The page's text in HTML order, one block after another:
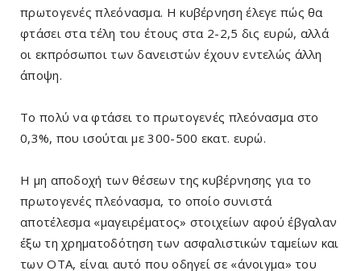
πρωτογενές πλεόνασμα. Η κυβέρνηση έλεγε πώς θα
φτάσει στα τέλη του έτους στα 2-2,5 δις ευρώ, αλλά
οι εκπρόσωποι των δανειστών έχουν εντελώς άλλη
άποψη.
Το πολύ να φτάσει το πρωτογενές πλεόνασμα στο
0,3%, που ισούται με 300-500 εκατ. ευρώ.
Η μη αποδοχή των θέσεων της κυβέρνησης για το
πρωτογενές πλεόνασμα, το οποίο συνιστά
αποτέλεσμα «μαγειρέματος» στοιχείων αφού έβγαλαν
έξω τη χρηματοδότηση των ασφαλιστικών ταμείων και
των ΟΤΑ, είναι αυτό που οδηγεί σε «άνοιγμα» του